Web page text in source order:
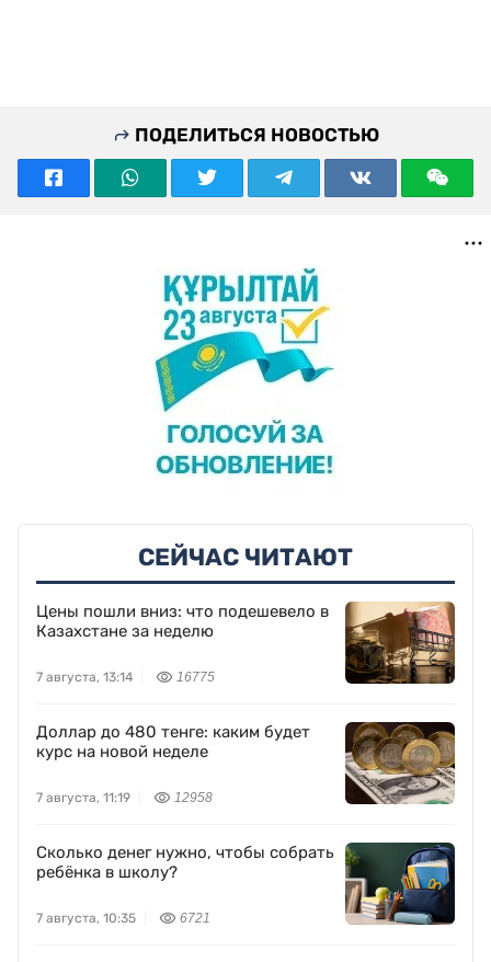
ПОДЕЛИТЬСЯ НОВОСТЬЮ
СЕЙЧАС ЧИТАЮТ
Цены пошли вниз: что подешевело в
Казахстане за неделю
7 августа, 13:14 16775
Доллар до 480 тенге: каким будет
курс на новой неделе
7 августа, 11:19 12958
Сколько денег нужно, чтобы собрать
ребёнка в школу?
7 августа, 10:35 6721